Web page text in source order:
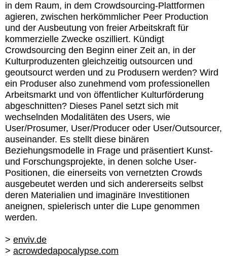
in dem Raum, in dem Crowdsourcing-Plattformen
agieren, zwischen herkömmlicher Peer Production
und der Ausbeutung von freier Arbeitskraft für
kommerzielle Zwecke oszilliert. Kündigt
Crowdsourcing den Beginn einer Zeit an, in der
Kulturproduzenten gleichzeitig outsourcen und
geoutsourct werden und zu Produsern werden? Wird
ein Produser also zunehmend vom professionellen
Arbeitsmarkt und von öffentlicher Kulturförderung
abgeschnitten? Dieses Panel setzt sich mit
wechselnden Modalitäten des Users, wie
User/Prosumer, User/Producer oder User/Outsourcer,
auseinander. Es stellt diese binären
Beziehungsmodelle in Frage und präsentiert Kunst-
und Forschungsprojekte, in denen solche User-
Positionen, die einerseits von vernetzten Crowds
ausgebeutet werden und sich andererseits selbst
deren Materialien und imaginäre Investitionen
aneignen, spielerisch unter die Lupe genommen
werden.
> enviv.de
> acrowdedapocalypse.com